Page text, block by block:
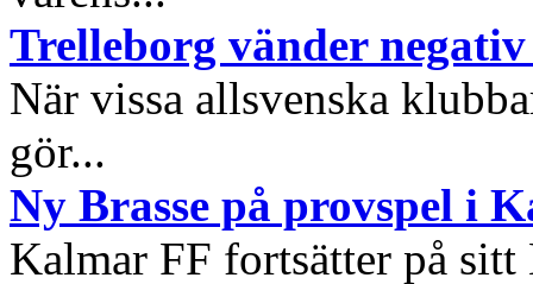
Trelleborg vänder
När vissa allsvenska
gör...
Ny Brasse på provspel i
Kalmar FF fortsätter på